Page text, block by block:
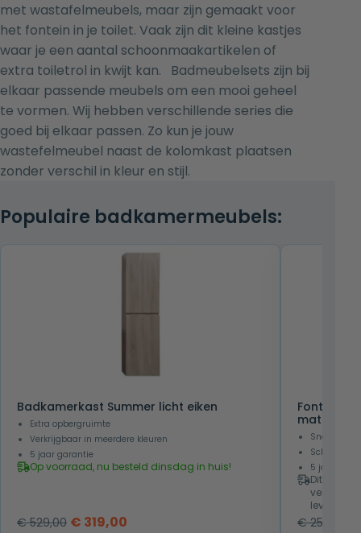
met wastafelmeubels, maar zijn gemaakt voor
het fontein in je toilet. Vaak zijn dit kleine kastjes
waar je een aantal schoonmaakartikelen of
extra toiletrol in kwijt kan. Badmeubelsets zijn bij
elkaar passende meubels om een mooi geheel
te vormen. Wij hebben verschillende series die
goed bij elkaar passen. Zo kun je jouw
wastefelmeubel naast de kolomkast plaatsen
zonder verschil in kleur en stijl.
Populaire badkamermeubels:
Badkamerkast Summer licht eiken
Extra opbergruimte
Verkrijgbaar in meerdere kleuren
5 jaar garantie
Op voorraad, nu besteld dinsdag in huis!
€529,00 Oorspronkelijke
€ 319,00
mat
Snel
Scherp
5 jaar
Dit is een
leverbaar!
€259,00